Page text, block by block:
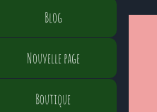
Blog
Nouvelle page
Boutique